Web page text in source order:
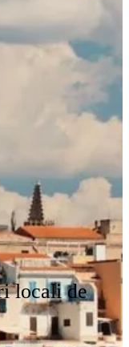
locali de